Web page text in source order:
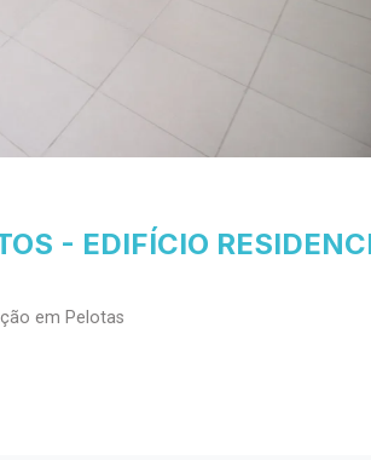
- EDIFÍCIO
em Pelotas